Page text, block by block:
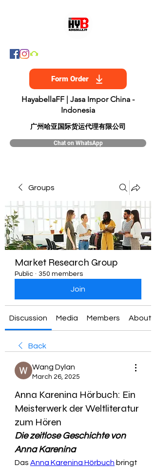
Form Order
HayabellaFF | Jasa Impor China -
Indonesia
​广州哈亚国际货运代理有限公司
Chat on WhatsApp
Groups
Market Research Group
Public · 350 members
Join
Discussion Media Members About
Back
Wang Dylan
March 26, 2025
Anna Karenina Hörbuch: Ein
Meisterwerk der Weltliteratur
zum Hören
Die zeitlose Geschichte von
Anna Karenina
Das Anna Karenina Hörbuch bringt